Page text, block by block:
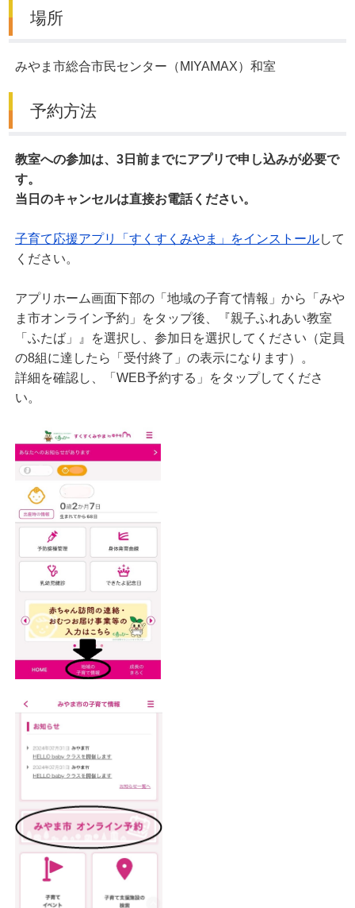
場所
みやま市総合市民センター（MIYAMAX）和室
予約方法
教室への参加は、3日前までにアプリで申し込みが必要で
す。
当日のキャンセルは直接お電話ください。
子育て応援アプリ「すくすくみやま」をインストールして
ください。
アプリホーム画面下部の「地域の子育て情報」から「みや
ま市オンライン予約」をタップ後、『親子ふれあい教室
「ふたば」』を選択し、参加日を選択してください（定員
の8組に達したら「受付終了」の表示になります）。
詳細を確認し、「WEB予約する」をタップしてくださ
い。